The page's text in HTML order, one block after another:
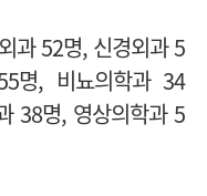
과 52명, 신경외과 5
명, 비뇨의학과 34
38명, 영상의학과 5